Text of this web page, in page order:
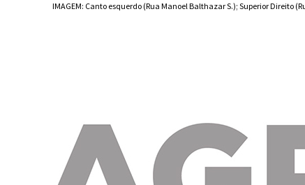
IMAGEM: Canto esquerdo (Rua Manoel Balthazar S.); Superior Direito